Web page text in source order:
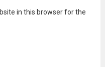
in this browser for the